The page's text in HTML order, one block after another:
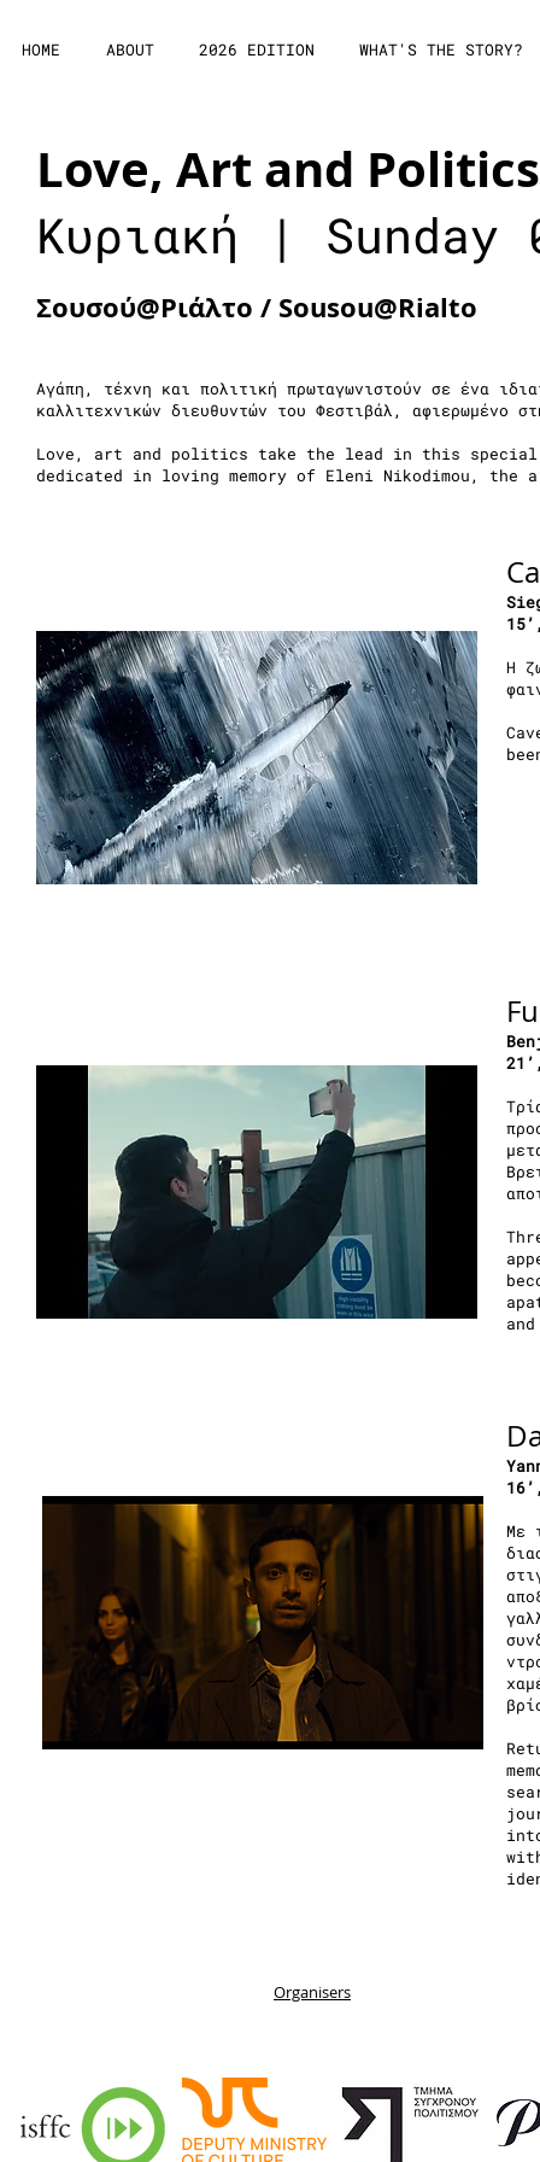
HOME ABOUT 2026 EDITION WHAT'S THE STORY?
Love, Art and Politics
Κυριακή |
Σουσού@Ριάλτο / Sousou@Rialto
Αγάπη, τέχνη και πολιτική πρωταγωνιστούν σε ένα
καλλιτεχνικών διευθυντών του Φεστιβάλ, αφιερωμένο
Love, art and politics take the lead in this special
dedicated in loving memory of Eleni Nikodimou,
Η
Με
Organisers